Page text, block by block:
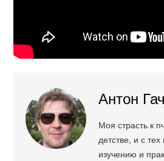
Антон
Моя страсть к
детстве, и с
изучению и